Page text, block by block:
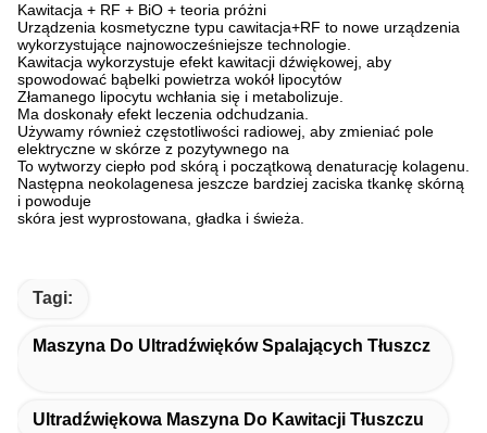
Kawitacja + RF + BiO + teoria próżni
Urządzenia kosmetyczne typu cawitacja+RF to nowe urządzenia
wykorzystujące najnowocześniejsze technologie.
Kawitacja wykorzystuje efekt kawitacji dźwiękowej, aby
spowodować bąbelki powietrza wokół lipocytów
Złamanego lipocytu wchłania się i metabolizuje.
Ma doskonały efekt leczenia odchudzania.
Używamy również częstotliwości radiowej, aby zmieniać pole
elektryczne w skórze z pozytywnego na
To wytworzy ciepło pod skórą i początkową denaturację kolagenu.
Następna neokolagenesa jeszcze bardziej zaciska tkankę skórną
i powoduje
skóra jest wyprostowana, gładka i świeża.
Tagi:
Maszyna Do Ultradźwięków Spalających Tłuszcz
Ultradźwiękowa Maszyna Do Kawitacji Tłuszczu